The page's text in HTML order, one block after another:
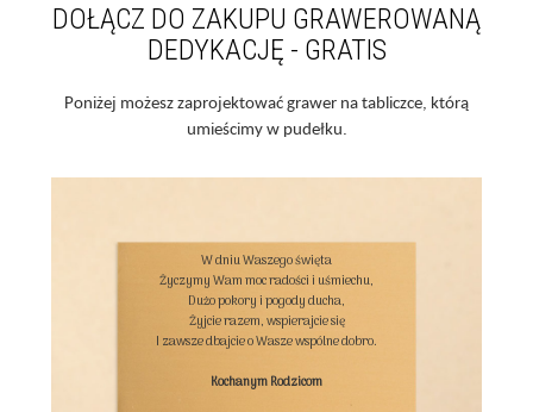
DOŁĄCZ DO ZAKUPU GRAWEROWANĄ
DEDYKACJĘ - GRATIS
Poniżej możesz zaprojektować grawer na tabliczce, którą
umieścimy w pudełku.
W dniu Waszego święta
Życzymy Wam moc radości i uśmiechu,
Dużo pokory i pogody ducha,
Żyjcie razem, wspierajcie się
I zawsze dbajcie o Wasze wspólne dobro.
Kochanym Rodzicom